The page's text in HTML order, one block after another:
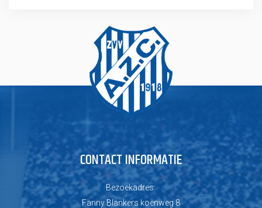
CONTACT INFORMATIE
Bezoekadres:
Fanny Blankers koenweg 8